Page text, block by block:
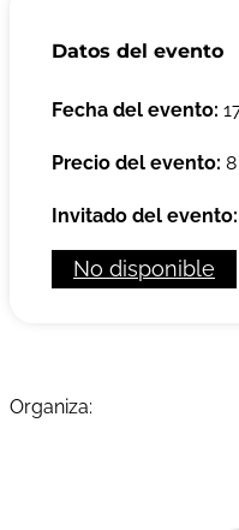
Datos del evento
Fecha del evento:
Precio del evento:
Invitado del evento:
No disponible
Organiza: